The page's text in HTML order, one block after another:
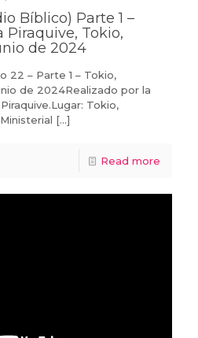
Bíblico) Parte 1 –
Piraquive, Tokio,
de 2024
22 – Parte 1 – Tokio,
de 2024Realizado por la
Tokio,
[…]
Read more